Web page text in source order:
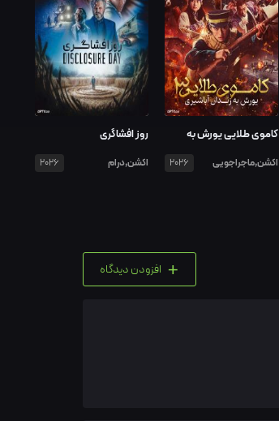
کاموی طلایی یورش به
زندان آباشیری
اکشن,ماجراجویی 2026
روز افشاگری
اکشن,درام 2026
+ افزودن دیدگاه